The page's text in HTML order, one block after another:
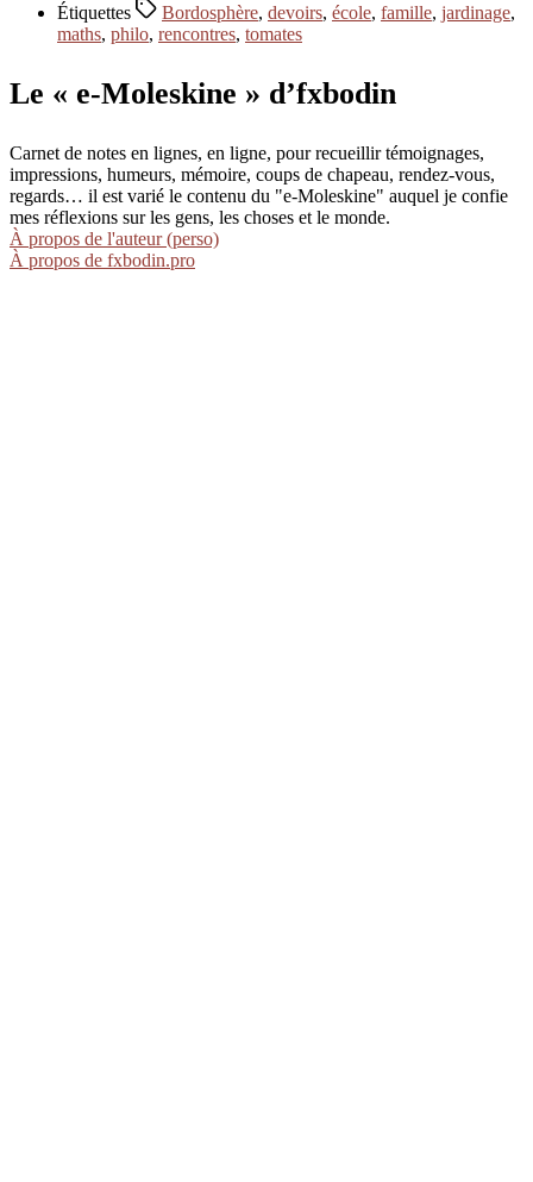
Étiquettes Bordosphère, devoirs, école, famille, jardinage,
maths, philo, rencontres, tomates
Le « e-Moleskine » d’fxbodin
Carnet de notes en lignes, en ligne, pour recueillir témoignages,
impressions, humeurs, mémoire, coups de chapeau, rendez-vous,
regards… il est varié le contenu du "e-Moleskine" auquel je confie
mes réflexions sur les gens, les choses et le monde.
À propos de l'auteur (perso)
À propos de fxbodin.pro